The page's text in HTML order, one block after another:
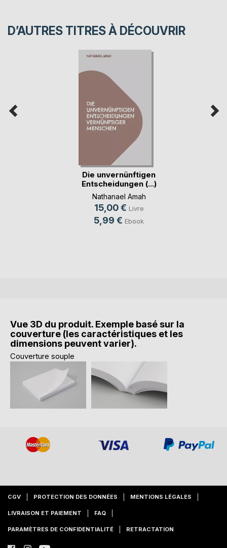
D’AUTRES TITRES À DÉCOUVRIR
Die unvernünftigen
Entscheidungen (...)
Nathanael Amah
15,00 € Livre
5,99 € Ebook
Vue 3D du produit. Exemple basé sur la
couverture (les caractéristiques et les
dimensions peuvent varier).
Couverture souple
CGV PROTECTION DES DONNÉES MENTIONS LÉGALES
LIVRAISON ET PAIEMENT FAQ
PARAMÈTRES DE CONFIDENTIALITÉ RETRACTATION